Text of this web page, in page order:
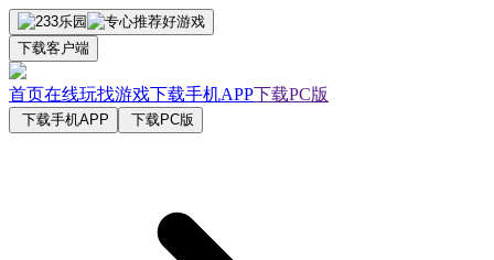
下载客户端
首页在线玩找游戏下载手机APP下载PC版
下载手机APP 下载PC版